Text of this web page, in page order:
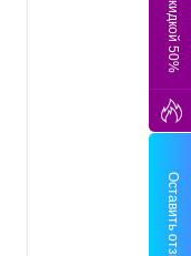
Оставить отзыв